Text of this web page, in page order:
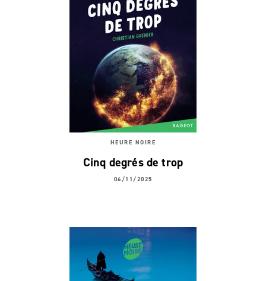
HEURE NOIRE
Cinq degrés de trop
06/11/2025